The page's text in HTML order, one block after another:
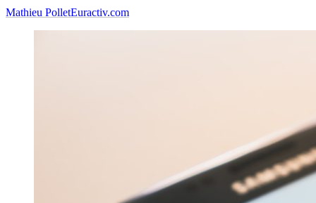
Mathieu PolletEuractiv.com